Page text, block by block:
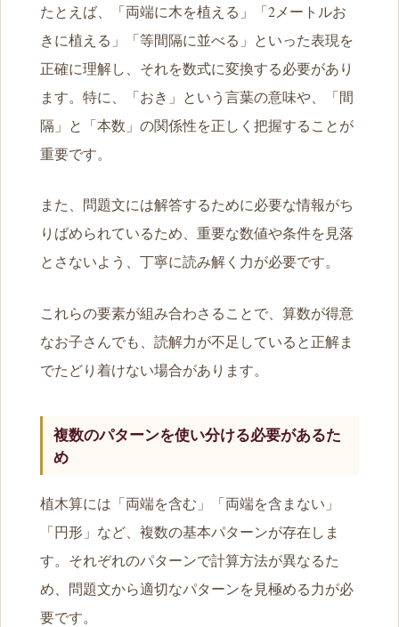
たとえば、「両端に木を植える」「2メートルお
きに植える」「等間隔に並べる」といった表現を
正確に理解し、それを数式に変換する必要があり
ます。特に、「おき」という言葉の意味や、「間
隔」と「本数」の関係性を正しく把握することが
重要です。
また、問題文には解答するために必要な情報がち
りばめられているため、重要な数値や条件を見落
とさないよう、丁寧に読み解く力が必要です。
これらの要素が組み合わさることで、算数が得意
なお子さんでも、読解力が不足していると正解ま
でたどり着けない場合があります。
複数のパターンを使い分ける必要があるた
め
植木算には「両端を含む」「両端を含まない」
「円形」など、複数の基本パターンが存在しま
す。それぞれのパターンで計算方法が異なるた
め、問題文から適切なパターンを見極める力が必
要です。